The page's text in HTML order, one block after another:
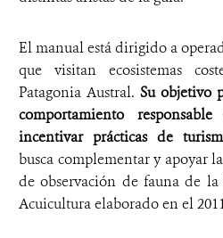
El manual está dirigido a
que visitan ecosistemas
Patagonia Austral. Su objetivo
comportamiento
incentivar prácticas de
busca complementar y apoyar
de observación de fauna de la
Acuicultura elaborado en el